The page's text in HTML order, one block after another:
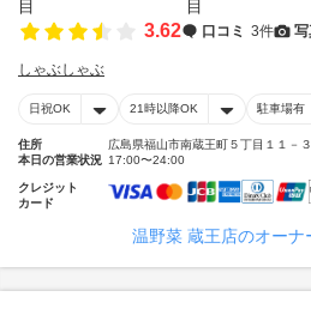
3.62 口コミ 3件
しゃぶしゃぶ
日祝OK 21時以降OK 駐車場有
住所
広島県福山市南蔵王町５丁目１１－３
本日の営業状況 17:00〜24:00
クレジット
カード
温野菜 蔵王店のオーナ